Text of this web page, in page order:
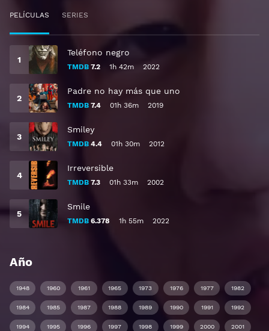
PELÍCULAS SERIES
Teléfono negro
TMDB 7.2 1h 42m 2022
Padre no hay más que uno
TMDB 7.4 01h 36m 2019
Smiley
TMDB 4.4 01h 30m 2012
Irreversible
TMDB 7.3 01h 33m 2002
Smile
TMDB 6.378 1h 55m 2022
Año
1948 1960 1961 1965 1973 1976 1977 1982
1984 1985 1987 1988 1989 1990 1991 1992
1994 1995 1996 1997 1998 1999 2000 2001